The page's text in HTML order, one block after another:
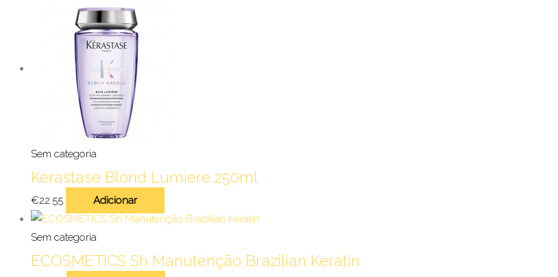
Sem categoria
Kerastase Blond Lumiere 250ml
€22.55 Adicionar
Sem categoria
ECOSMETICS Sh Manutenção Brazilian Keratin